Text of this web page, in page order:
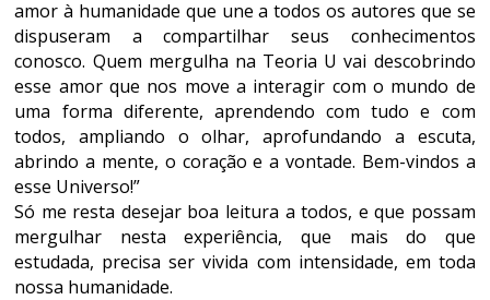
amor à humanidade que une a todos os autores que se
dispuseram a compartilhar seus conhecimentos
conosco. Quem mergulha na Teoria U vai descobrindo
esse amor que nos move a interagir com o mundo de
uma forma diferente, aprendendo com tudo e com
todos, ampliando o olhar, aprofundando a escuta,
abrindo a mente, o coração e a vontade. Bem-vindos a
esse Universo!”
Só me resta desejar boa leitura a todos, e que possam
mergulhar nesta experiência, que mais do que
estudada, precisa ser vivida com intensidade, em toda
nossa humanidade.